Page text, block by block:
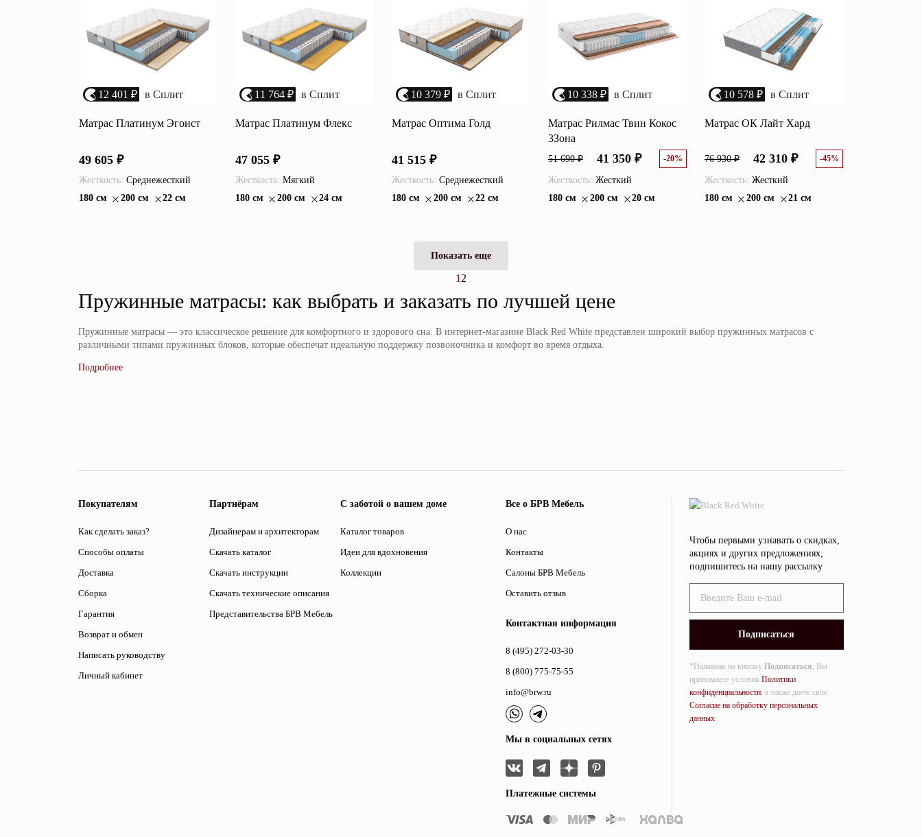
12 401 ₽ в Сплит
Матрас Платинум Эгоист
49 605 ₽
Жесткость: Среднежесткий
180 см
200 см 22 см
11 764 ₽ в Сплит
Матрас Платинум Флекс
47 055 ₽
Жесткость: Мягкий
180 см
200 см 24 см
10 379 ₽ в Сплит
Матрас Оптима Голд
41 515 ₽
Жесткость: Среднежесткий
180 см
200 см 22 см
10 338 ₽ в Сплит
Матрас Рилмас Твин Кокос
3Зона
51 690 ₽ 41 350 ₽ -20%
Жесткость: Жесткий
180 см
200 см 20 см
10 578 ₽ в Сплит
Матрас ОК Лайт Хард
76 930 ₽ 42 310 ₽ -45%
Жесткость: Жесткий
180 см
200 см 21 см
Показать еще
1 2
Пружинные матрасы: как выбрать и заказать по лучшей цене
Пружинные матрасы — это классическое решение для комфортного и здорового сна. В интернет-магазине Black Red White представлен широкий выбор пружинных матрасов с
различными типами пружинных блоков, которые обеспечат идеальную поддержку позвоночника и комфорт во время отдыха.
Покупателям
Как сделать заказ?
Способы оплаты
Доставка
Сборка
Гарантия
Возврат и обмен
Написать руководству
Личный кабинет
Партнёрам
Дизайнерам и архитекторам
Скачать каталог
Скачать инструкции
Скачать технические описания
Представительства БРВ Мебель
С заботой о вашем доме
Каталог товаров
Идеи для вдохновения
Коллекции
Все о БРВ Мебель
О нас
Контакты
Салоны БРВ Мебель
Оставить отзыв
Контактная информация
8 (495) 272-03-30
8 (800) 775-75-55
info@brw.ru
Мы в социальных сетях
Платежные системы
Чтобы первыми узнавать о скидках,
акциях и других предложениях,
подпишитесь на нашу рассылку
*Нажимая на кнопку Подписаться, Вы
принимаете условия Политики
конфиденциальности, а также даете свое
Согласие на обработку персональных
данных.